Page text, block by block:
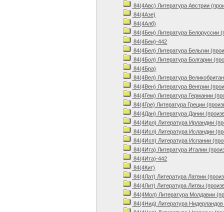
84(4Авс) Литература Австрии
84(4Азе)
84(4Алб)
84(4Беи) Литература Белоруссии
84(4Беи)-442
84(4Бел) Литература Бельгии
84(4Бол) Литература Болгарии
84(4Бра)
84(4Вел) Литература
84(4Вен) Литература Венгрии
84(4Гем) Литература Германии
84(4Гре) Литература Греции
84(4Дан) Литература Дании
84(4Ирл) Литература Ирландии
84(4Исл) Литература Исландии
84(4Исп) Литература Испании
84(4Ита) Литература Италии
84(4Ита)-442
84(4Кит)
84(4Лат) Литература Латвии
84(4Лит) Литература Литвы
84(4Мол) Литература Молдавии
84(4Нид) Литература